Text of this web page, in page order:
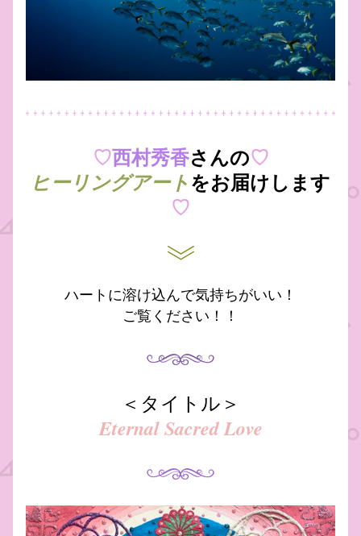
♡西村秀香さんの♡
ヒーリングアートをお届けします
♡
ハートに溶け込んで気持ちがいい！
ご覧ください！！
＜タイトル＞
Eternal Sacred Love